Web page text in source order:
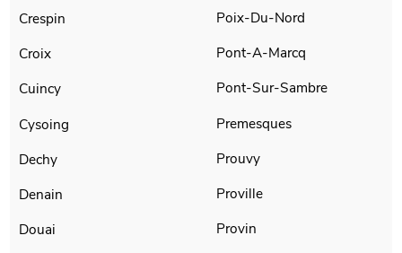
Crespin
Croix
Cuincy
Cysoing
Dechy
Denain
Douai
Poix-Du-Nord
Pont-A-Marcq
Pont-Sur-Sambre
Premesques
Prouvy
Proville
Provin